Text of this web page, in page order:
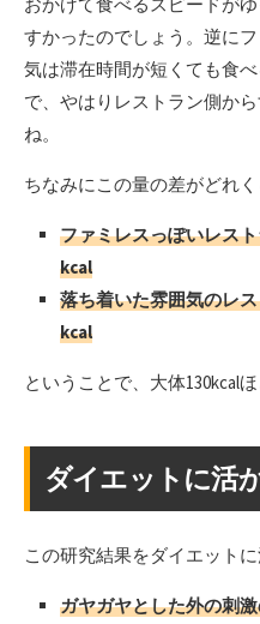
すかったのでしょう。逆に
気は滞在時間が短くても食
で、やはりレストラン側か
ね。
ちなみにこの量の差がどれ
ファミレスっぽいレス
kcal
落ち着いた雰囲気のレ
kcal
ということで、大体130kcal
ダイエットに活
この研究結果をダイエットに
ガヤガヤとした外の刺